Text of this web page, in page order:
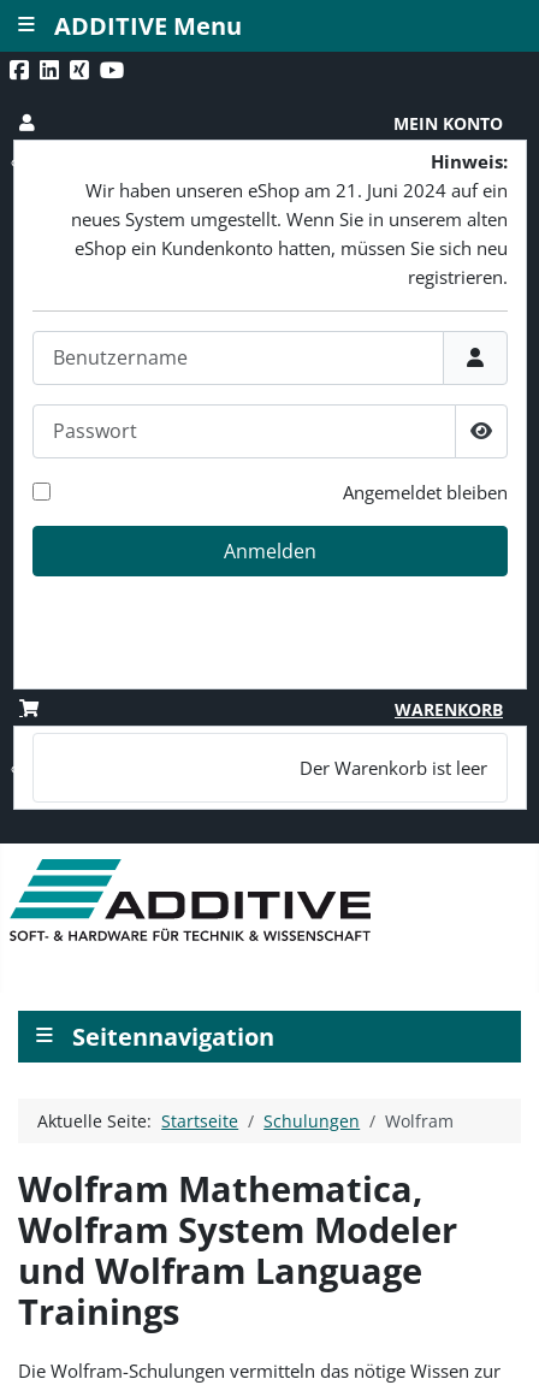
MEIN KONTO
Hinweis:
Wir haben unseren eShop am 21. Juni 2024 auf ein
neues System umgestellt. Wenn Sie in unserem alten
eShop ein Kundenkonto hatten, müssen Sie sich neu
registrieren.
Angemeldet bleiben
Anmelden
WARENKORB
Der Warenkorb ist leer
Seitennavigation
≡
Aktuelle Seite:Startseite Schulungen Wolfram
Wolfram Mathematica,
Wolfram System Modeler
und Wolfram Language
Trainings
Die Wolfram-Schulungen vermitteln das nötige Wissen zur
ADDITIVE Menu
≡